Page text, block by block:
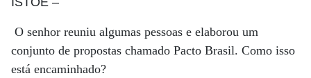
O senhor reuniu algumas pessoas e elaborou um
conjunto de propostas chamado Pacto Brasil. Como isso
está encaminhado?